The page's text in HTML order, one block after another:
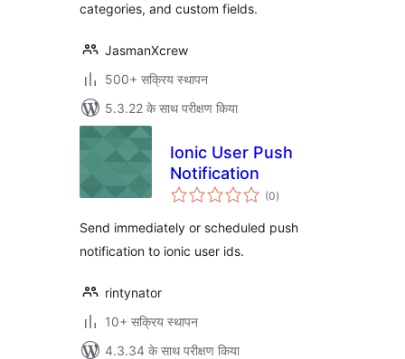
categories, and custom fields.
JasmanXcrew
500+ सक्रिय स्थापन
5.3.22 के साथ परीक्षण किया
Ionic User Push
Notification
(0कुल
दर)
Send immediately or scheduled push
notification to ionic user ids.
rintynator
10+ सक्रिय स्थापन
4.3.34 के साथ परीक्षण किया